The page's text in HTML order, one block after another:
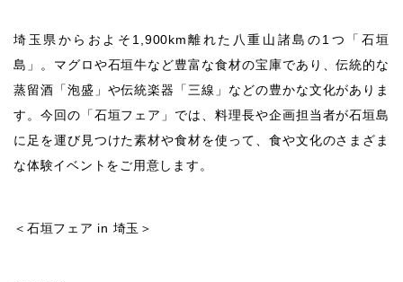
埼玉県からおよそ1,900km離れた八重山諸島の1つ「石垣
島」。マグロや石垣牛など豊富な食材の宝庫であり、伝統的な
蒸留酒「泡盛」や伝統楽器「三線」などの豊かな文化がありま
す。今回の「石垣フェア」では、料理長や企画担当者が石垣島
に足を運び見つけた素材や食材を使って、食や文化のさまざま
な体験イベントをご用意します。
＜石垣フェア in 埼玉＞